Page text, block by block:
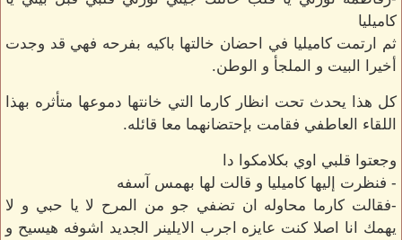
كاميليا
ثم ارتمت كاميليا في احضان خالتها باكيه بفرحه فهي قد وجدت
أخيرا البيت و الملجأ و الوطن.
كل هذا يحدث تحت انظار كارما التي خانتها دموعها متأثره بهذا
اللقاء العاطفي فقامت بإحتضانهما معا قائله.
وجعتوا قلبي اوي بكلامكوا دا
- فنظرت إليها كاميليا و قالت لها بهمس آسفه
-فقالت كارما محاوله ان تضفي جو من المرح لا يا حبي و لا
يهمك انا اصلا كنت عايزه اجرب الايلينر الجديد اشوفه هيسيح و